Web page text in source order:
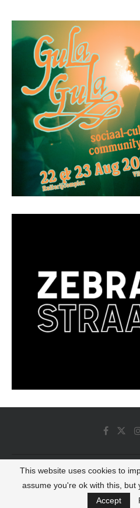
© 2022 - Luminous Dash
BACK TO
This website uses cookies to
assume you're ok with this, but
Accept